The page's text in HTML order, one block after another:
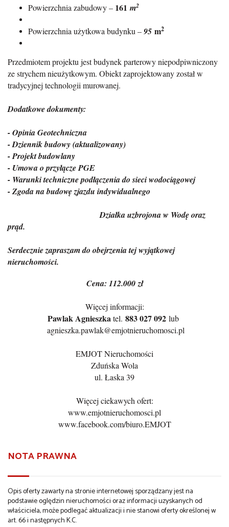
Powierzchnia zabudowy – 161 m2
Powierzchnia użytkowa budynku –95 m2
Przedmiotem projektu jest budynek parterowy niepodpiwniczony
ze strychem nieużytkowym. Obiekt zaprojektowany został w
tradycyjnej technologii murowanej.
Dodatkowe dokumenty:
- Opinia Geotechniczna
- Dziennik budowy (aktualizowany)
- Projekt budowlany
- Umowa o przyłącze PGE
- Warunki techniczne podłączenia do sieci wodociągowej
- Zgoda na budowę zjazdu indywidualnego
Działka uzbrojona w Wodę oraz
prąd.
Serdecznie zapraszam do obejrzenia tej wyjątkowej
nieruchomości.
Cena: 112.000 zł
Więcej informacji:
Pawlak Agnieszkatel. 883 027 092 lub
agnieszka.pawlak@emjotnieruchomosci.pl
EMJOT Nieruchomości
Zduńska Wola
ul. Łaska 39
Więcej ciekawych ofert:
www.emjotnieruchomosci.pl
www.facebook.com/biuro.EMJOT
NOTA PRAWNA
Opis oferty zawarty na stronie internetowej sporządzany jest na
podstawie oględzin nieruchomości oraz informacji uzyskanych od
właściciela, może podlegać aktualizacji i nie stanowi oferty określonej w
art. 66 i następnych K.C.